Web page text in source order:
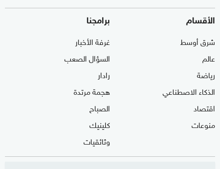
الأقسام
شرق أوسط
عالم
رياضة
الذكاء الاصطناعي
اقتصاد
منوعات
برامجنا
غرفة الأخبار
السؤال الصعب
رادار
هجمة مرتدة
الصباح
كلينيك
وثائقيات